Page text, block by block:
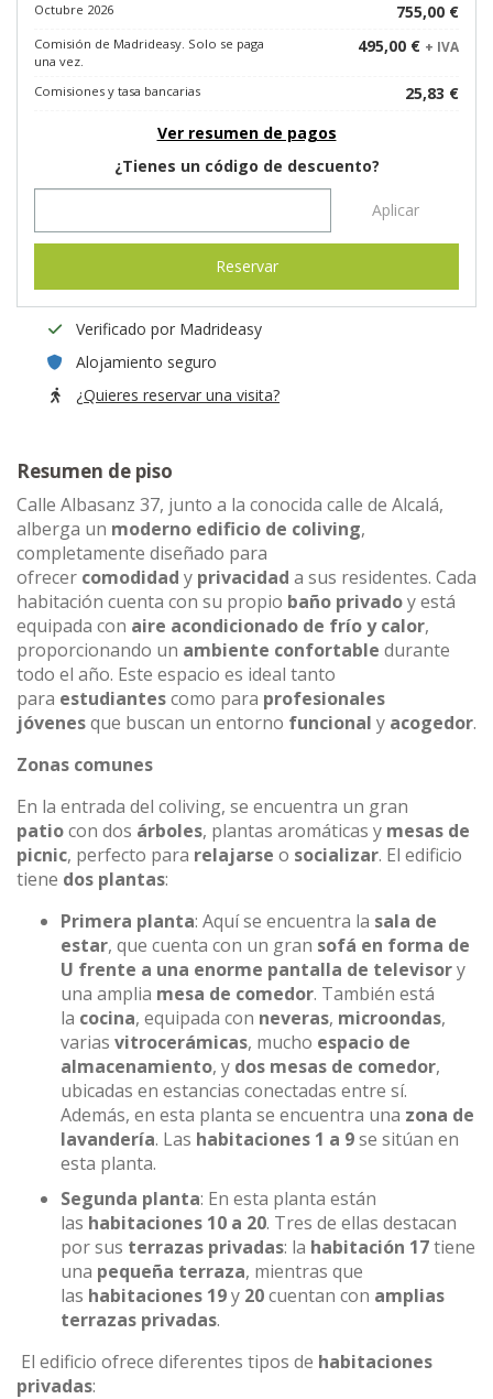
Octubre 2026 755,00 €
Comisión de Madrideasy. Solo se paga
una vez.
495,00 € + IVA
Comisiones y tasa bancarias
25,83 €
Ver resumen de pagos
¿Tienes un código de descuento?
Aplicar
Reservar
Verificado por Madrideasy
Alojamiento seguro
¿Quieres reservar una visita?
Resumen de piso
Calle Albasanz 37, junto a la conocida calle de Alcalá,
alberga un moderno edificio de coliving,
completamente diseñado para
ofrecer comodidad y privacidad a sus residentes. Cada
habitación cuenta con su propio baño privadoy está
equipada con aire acondicionado de frío y calor,
proporcionando un ambiente confortable durante
todo el año. Este espacio es ideal tanto
para estudiantescomo para profesionales
jóvenesque buscan un entorno funcional y acogedor.
Zonas comunes
En la entrada del coliving, se encuentra un gran
patiocon dos árboles, plantas aromáticas y mesas de
picnic, perfecto para relajarse o socializar. El edificio
tiene dos plantas:
Primera planta: Aquí se encuentra la sala de
estar, que cuenta con un gran sofá en forma de
U frente a una enorme pantalla de televisory
una amplia mesa de comedor. También está
la cocina, equipada con neveras, microondas,
varias vitrocerámicas, mucho espacio de
almacenamiento, y dos mesas de comedor,
ubicadas en estancias conectadas entre sí.
Además, en esta planta se encuentra una zona de
lavandería. Las habitaciones 1 a 9se sitúan en
esta planta.
Segunda planta: En esta planta están
las habitaciones 10 a 20. Tres de ellas destacan
por sus terrazas privadas: la habitación 17tiene
una pequeña terraza, mientras que
las habitaciones 19y 20cuentan con amplias
terrazas privadas.
El edificio ofrece diferentes tipos de habitaciones
privadas: